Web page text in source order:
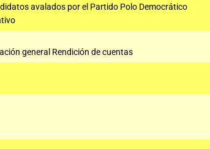
avalados por el Partido Polo Democrático
general Rendición de cuentas